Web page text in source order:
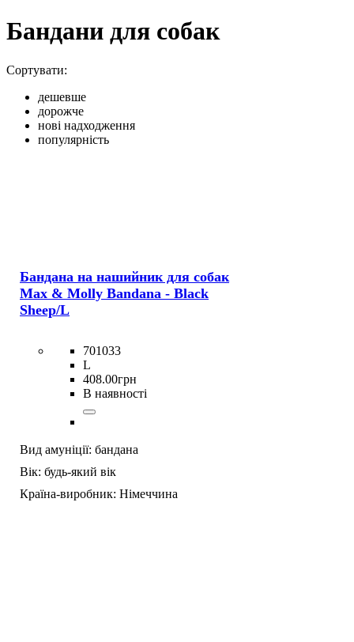
Бандани для собак
Сортувати:
дешевше
дорожче
нові надходження
популярність
Бандана на нашийник для собак
Max & Molly Bandana - Black
Sheep/L
701033
L
408.00грн
В наявності
Вид амуніції: бандана
Вік: будь-який вік
Країна-виробник: Німеччина